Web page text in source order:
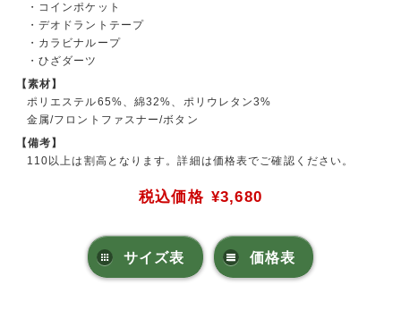
・コインポケット
・デオドラントテープ
・カラビナループ
・ひざダーツ
【素材】
ポリエステル65%、綿32%、ポリウレタン3%
金属/フロントファスナー/ボタン
【備考】
110以上は割高となります。詳細は価格表でご確認ください。
税込価格 ¥3,680
サイズ表 価格表